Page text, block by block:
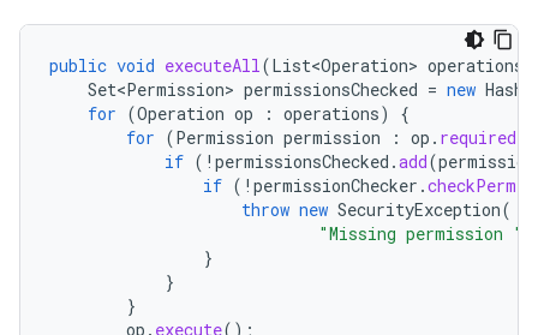
public void executeAll(List<Operation> operations
Set<Permission> permissionsChecked = new
for (Operation op : operations)
{
for (Permission permission : op .
if ( ! permissionsChecked .add(permission
if ( ! permissionChecker .
throw new SecurityException(
"Missing permission "
}
}
}
op . execute();